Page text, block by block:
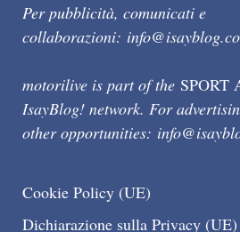
Per pubblicità, comunicati e
collaborazioni:
motorilive is part of the SPORT
IsayBlog! network. For
other opportunities:
Cookie Policy (UE)
Dichiarazione sulla Privacy (UE)